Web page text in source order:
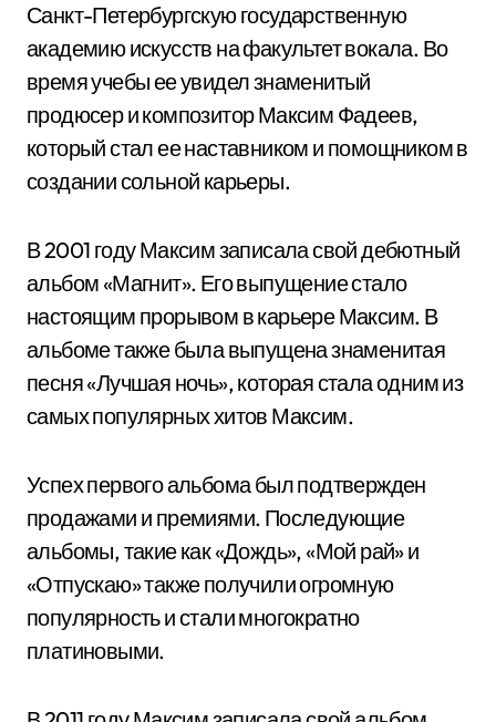
Санкт-Петербургскую государственную
академию искусств на факультет вокала. Во
время учебы ее увидел знаменитый
продюсер и композитор Максим Фадеев,
который стал ее наставником и помощником в
создании сольной карьеры.
В 2001 году Максим записала свой дебютный
альбом «Магнит». Его выпущение стало
настоящим прорывом в карьере Максим. В
альбоме также была выпущена знаменитая
песня «Лучшая ночь», которая стала одним из
самых популярных хитов Максим.
Успех первого альбома был подтвержден
продажами и премиями. Последующие
альбомы, такие как «Дождь», «Мой рай» и
«Отпускаю» также получили огромную
популярность и стали многократно
платиновыми.